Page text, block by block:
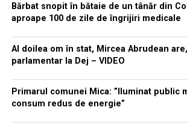
Bărbat snopit în bătaie de un tânăr din
aproape 100 de zile de îngrijiri medicale
Al doilea om în stat, Mircea Abrudean
parlamentar la Dej – VIDEO
Primarul comunei Mica: ”Iluminat public
consum redus de energie”